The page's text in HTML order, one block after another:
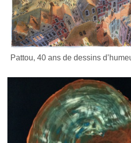
Pattou, 40 ans de dessins